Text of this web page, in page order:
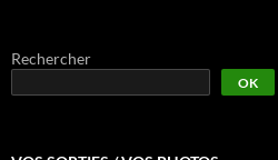
Rechercher
OK